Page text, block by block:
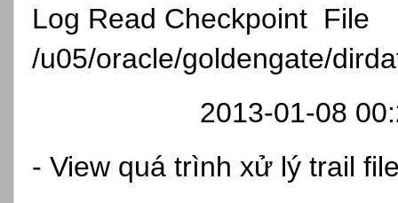
Log Read Checkpoint File
/u05/oracle/goldengate/
2013-01-08
- View quá trình xử lý trail